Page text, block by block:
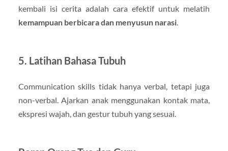
kembali isi cerita adalah cara efektif untuk melatih
kemampuan berbicara dan menyusun narasi.
5. Latihan Bahasa Tubuh
Communication skills tidak hanya verbal, tetapi juga
non-verbal. Ajarkan anak menggunakan kontak mata,
ekspresi wajah, dan gestur tubuh yang sesuai.